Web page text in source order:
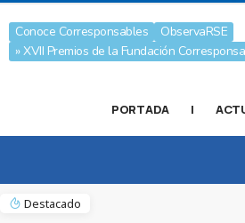
Conoce Corresponsables
ObservaRSE
» XVII Premios de la Fundación
PORTADA |
Destacado